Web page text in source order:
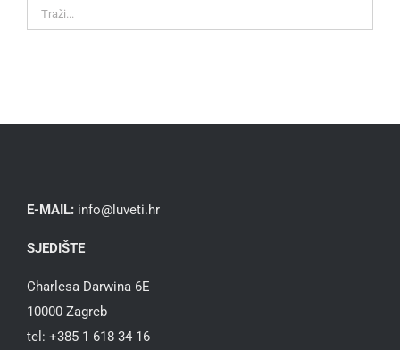
E-MAIL: info@luveti.hr
SJEDIŠTE
Charlesa Darwina 6E
10000 Zagreb
tel: +385 1 618 34 16